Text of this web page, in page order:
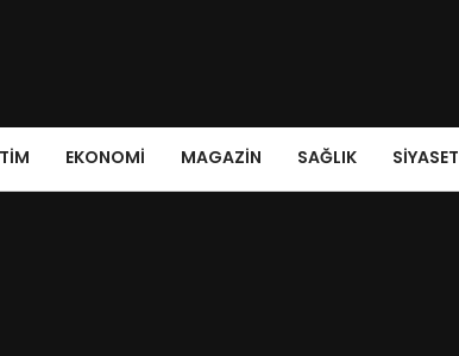
EKONOMI MAGAZIN SAĞLIK SIYASET